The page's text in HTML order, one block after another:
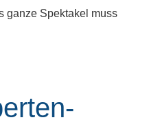
ganze Spektakel muss